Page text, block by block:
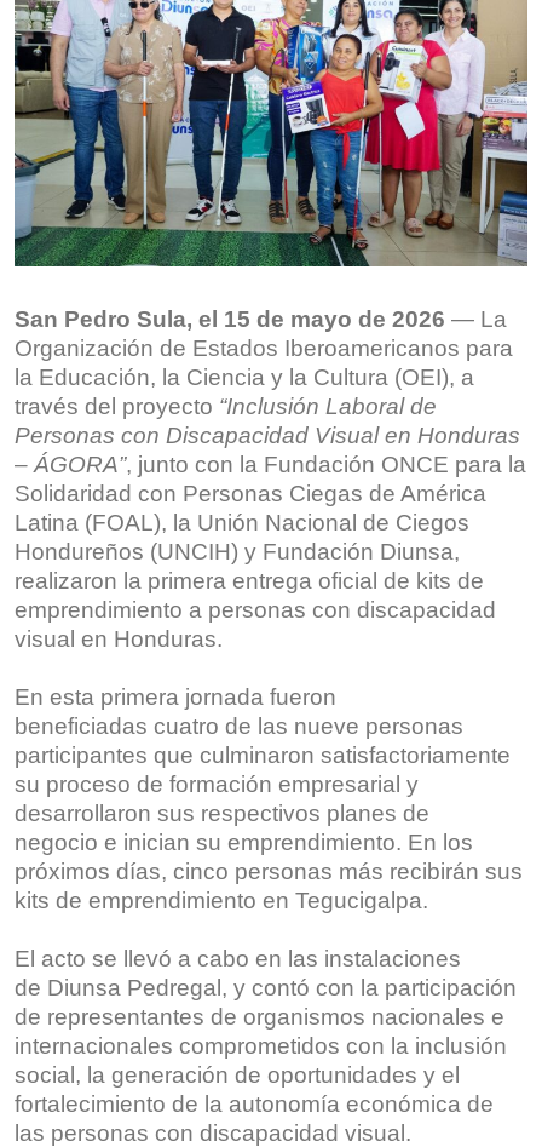
San Pedro Sula, el 15 de mayo de 2026 — La
Organización de Estados Iberoamericanos para
la Educación, la Ciencia y la Cultura (OEI), a
través del proyecto “Inclusión Laboral de
Personas con Discapacidad Visual en Honduras
– ÁGORA”, junto con la Fundación ONCE para la
Solidaridad con Personas Ciegas de América
Latina (FOAL), la Unión Nacional de Ciegos
Hondureños (UNCIH) y Fundación Diunsa,
realizaron la primera entrega oficial de kits de
emprendimiento a personas con discapacidad
visual en Honduras.
En esta primera jornada fueron
beneficiadas cuatro de las nueve personas
participantes que culminaron satisfactoriamente
su proceso de formación empresarial y
desarrollaron sus respectivos planes de
negocio e inician su emprendimiento. En los
próximos días, cinco personas más recibirán sus
kits de emprendimiento en Tegucigalpa.
El acto se llevó a cabo en las instalaciones
de Diunsa Pedregal, y contó con la participación
de representantes de organismos nacionales e
internacionales comprometidos con la inclusión
social, la generación de oportunidades y el
fortalecimiento de la autonomía económica de
las personas con discapacidad visual.